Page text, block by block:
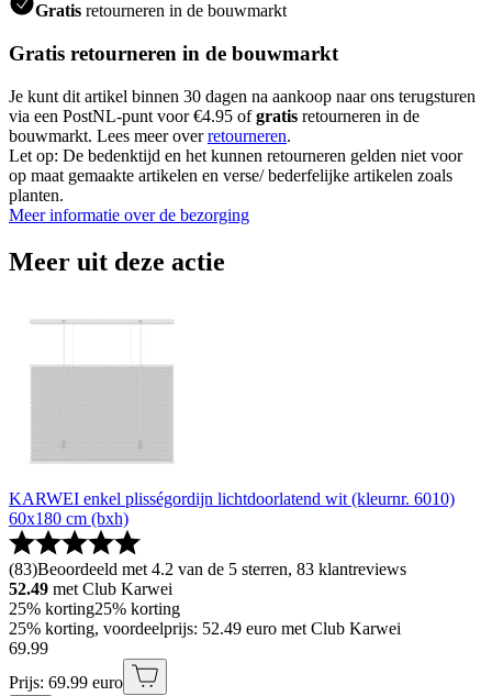
Gratis retourneren in de bouwmarkt
Gratis retourneren in de bouwmarkt
Je kunt dit artikel binnen 30 dagen na aankoop naar ons terugsturen
via een PostNL-punt voor €4.95 ofgratis retourneren in de
bouwmarkt. Lees meer overretourneren.
Let op: De bedenktijd en het kunnen retourneren gelden niet voor
op maat gemaakte artikelen en verse/ bederfelijke artikelen zoals
planten.
Meer informatie over de bezorging
Meer uit deze actie
KARWEI enkel plisségordijn lichtdoorlatend wit (kleurnr. 6010)
60x180 cm (bxh)
(83)Beoordeeld met 4.2 van de 5 sterren, 83 klantreviews
52.49 met Club Karwei
25% korting25% korting
25% korting, voordeelprijs: 52.49 euro met Club Karwei
69.99
Prijs: 69.99 euro